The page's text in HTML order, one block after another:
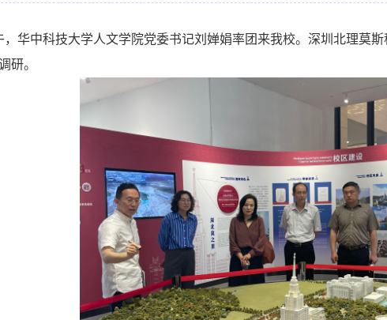
，华中科技大学人文学院党委书记刘婵娟率团来我校。深圳北理莫
研。